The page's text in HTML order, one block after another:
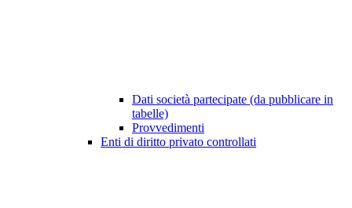
Dati società partecipate (da pubblicare in
tabelle)
Provvedimenti
Enti di diritto privato controllati